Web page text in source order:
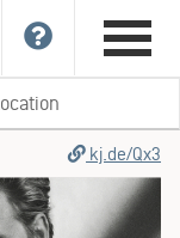
kj.de/Qx3